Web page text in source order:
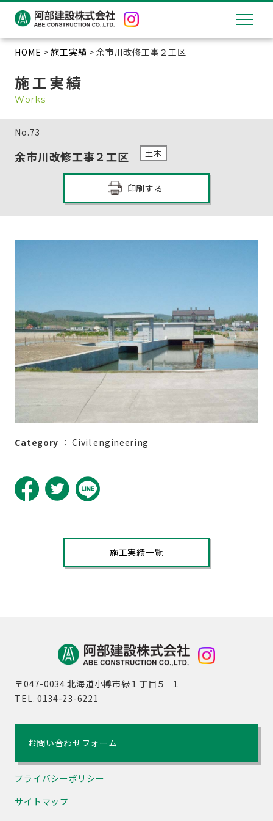
HOME >施工実績 > 余市川改修工事２工区
施工実績
Works
No.73
余市川改修工事２工区 土木
印刷する
Category ：Civil engineering
施工実績一覧
〒047-0034 北海道小樽市緑１丁目５−１
TEL. 0134-23-6221
お問い合わせフォーム
プライバシーポリシー
サイトマップ